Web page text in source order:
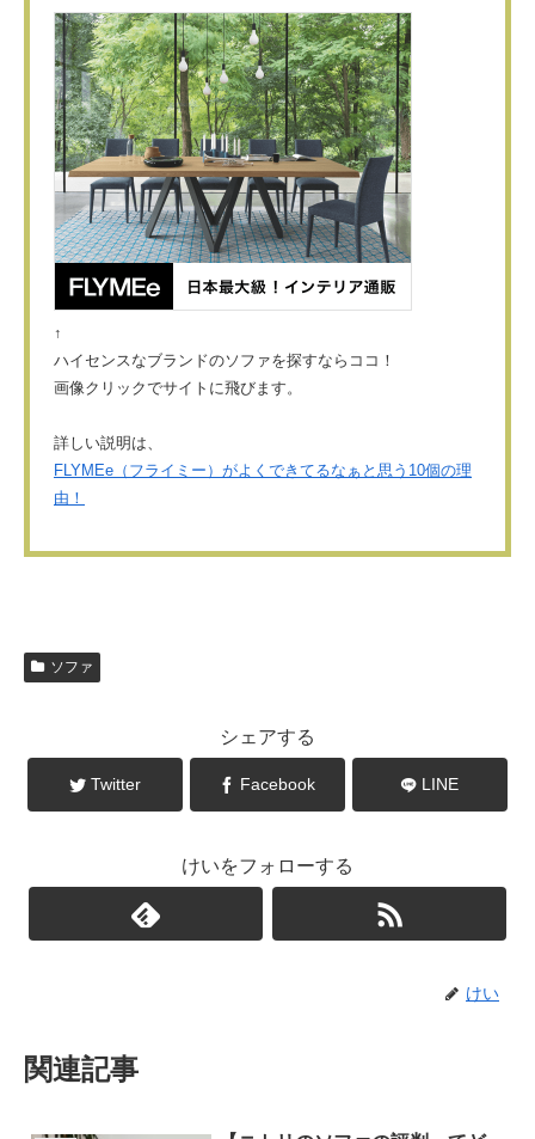
↑
ハイセンスなブランドのソファを探すならココ！
画像クリックでサイトに飛びます。
詳しい説明は、
FLYMEe（フライミー）がよくできてるなぁと思う10個の理
由！
ソファ
シェアする
Twitter Facebook LINE
けいをフォローする
けい
関連記事